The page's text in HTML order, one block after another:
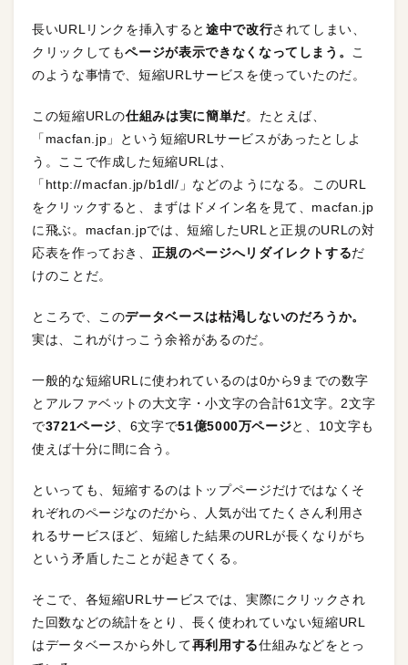
長いURLリンクを挿入すると 途中で改行されてしまい、
クリックしてもページが表示できなくなってしまう。
こ
のような事情で、短縮URLサービスを使っていたのだ。
この短縮URLの仕組みは実に簡単だ。たとえば、
「macfan.jp」という短縮URLサービスがあったとしよ
う。ここで作成した短縮URLは、
「http://macfan.jp/b1dl/」などのようになる。このURL
をクリックすると、まずはドメイン名を見て、macfan.jp
に飛ぶ。macfan.jpでは、短縮したURLと正規のURLの対
応表を作っておき、 正規のページへリダイレクトするだ
けのことだ。
ところで、このデータベースは枯渇しないのだろうか。
実は、これがけっこう余裕があるのだ。
一般的な短縮URLに使われているのは0から9までの数字
とアルファベットの大文字・小文字の合計61文字。2文字
で3721ページ 、6文字で51億5000万ページと、10文字も
使えば十分に間に合う。
といっても、短縮するのはトップページだけではなくそ
れぞれのページなのだから、人気が出てたくさん利用さ
れるサービスほど、短縮した結果のURLが長くなりがち
という矛盾したことが起きてくる。
そこで、各短縮URLサービスでは、実際にクリックされ
た回数などの統計をとり、長く使われていない短縮URL
はデータベースから外して再利用する仕組みなどをとっ